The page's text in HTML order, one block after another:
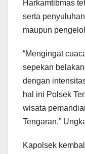
Harkamtibmas
serta
maupun
“Mengingat
sepekan
dengan
hal ini Polsek
wisata
Tengaran.”
Kapolsek